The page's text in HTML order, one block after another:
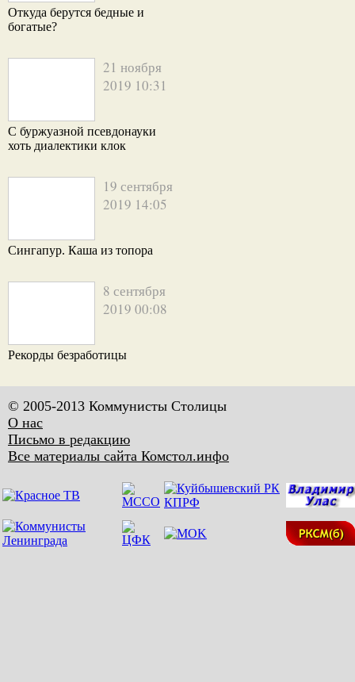
Откуда берутся бедные и
богатые?
21 ноября
2019 10:31
С буржуазной псевдонауки
хоть диалектики клок
19 сентября
2019 14:05
Сингапур. Каша из топора
8 сентября
2019 00:08
Рекорды безработицы
© 2005-2013 Коммунисты Столицы
О нас
Письмо в редакцию
Все материалы сайта Комстол.инфо